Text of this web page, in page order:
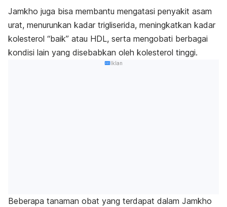
Jamkho juga bisa membantu mengatasi penyakit asam
urat, menurunkan kadar trigliserida, meningkatkan kadar
kolesterol “baik” atau HDL, serta mengobati berbagai
kondisi lain yang disebabkan oleh kolesterol tinggi.
Iklan
Beberapa tanaman obat yang terdapat dalam Jamkho